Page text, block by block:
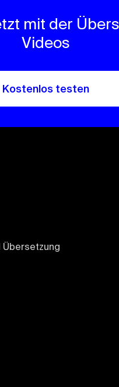
mit der
Videos
Kostenlos testen
Übersetzung